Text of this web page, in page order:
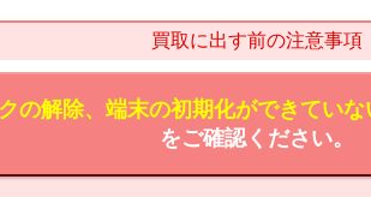
買取に出す前の注意事項
の解除、端末の初期化ができていな
をご確認ください。